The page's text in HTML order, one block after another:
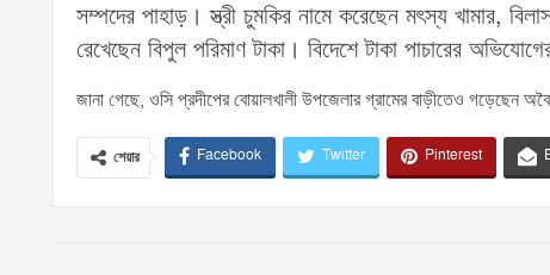
সম্পদের পাহাড়। স্ত্রী চুমকির নামে করেছেন মৎস্য খামার,
রেখেছেন বিপুল পরিমাণ টাকা। বিদেশে টাকা পাচারের
জানা গেছে, ওসি প্রদীপের বোয়ালখালী উপজেলার গ্রামের বাড়ীতেও গড়েছেন
শেয়ার Facebook Twitter Pinterest